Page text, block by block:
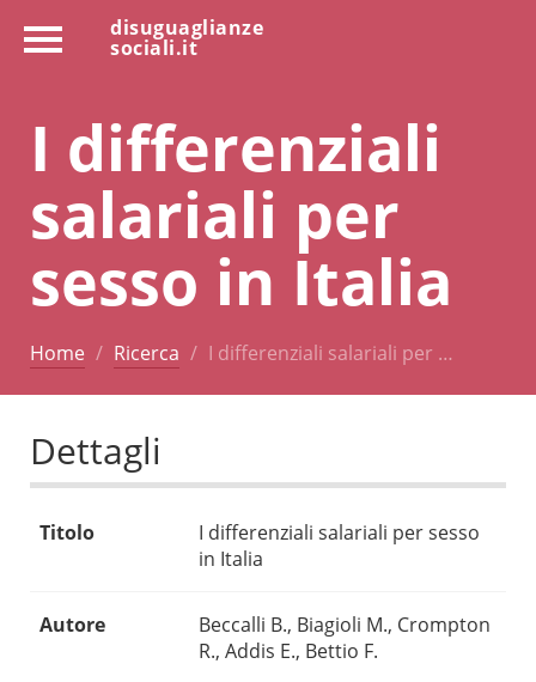
disuguaglianze
sociali.it
I differenziali
salariali per
sesso in Italia
Home Ricerca I differenziali salariali per …
Dettagli
Titolo
I differenziali salariali per sesso
in Italia
Autore
Beccalli B., Biagioli M., Crompton
R., Addis E., Bettio F.